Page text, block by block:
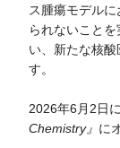
ス腫瘍モデル
られないこと
い、新たな核
す。
2026年6月2日
Chemistry』 に